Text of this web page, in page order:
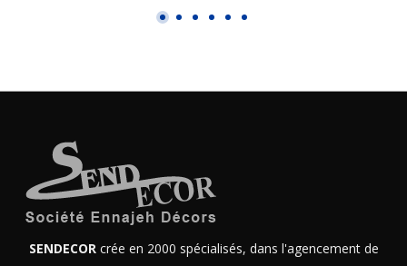
SENDECORcrée en 2000 spécialisés, dans l'agencement de